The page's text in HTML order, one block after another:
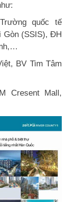
quốc tế
Gòn (SSIS), ĐH
BV Tim Tâm
Cresent Mall,